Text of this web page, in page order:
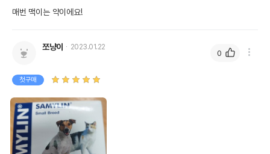
매번 맥이는 약이에요!
쪼냥이 2023.01.22
첫구매
0